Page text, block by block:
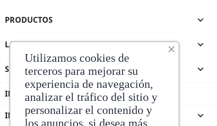
PRODUCTOS 
LA TIENDA DE ANDRES 
SU CUENTA 
INFORMACIÓN DE LA TIENDA
INFORMACIÓN 
Utilizamos cookies de
terceros para mejorar su
experiencia de navegación,
analizar el tráfico del sitio y
personalizar el contenido y
los anuncios. si desea más